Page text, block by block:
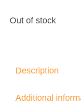
Out of stock
Description
Additional